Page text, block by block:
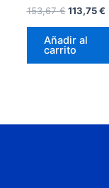
153,67€ 113,75€
Añadir al
carrito